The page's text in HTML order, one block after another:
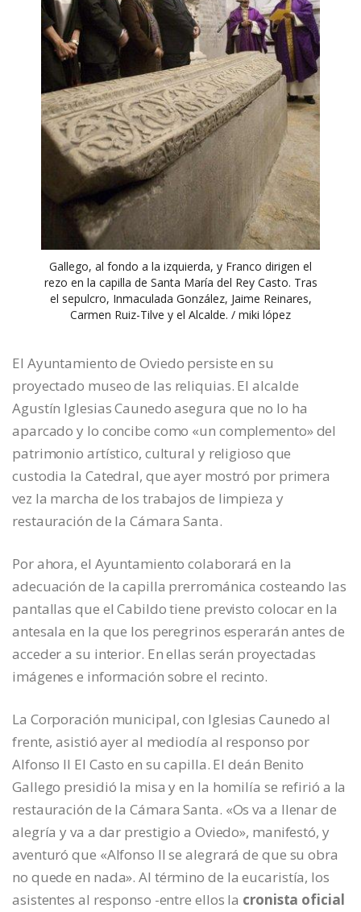
Gallego, al fondo a la izquierda, y Franco dirigen el
rezo en la capilla de Santa María del Rey Casto. Tras
el sepulcro, Inmaculada González, Jaime Reinares,
Carmen Ruiz-Tilve y el Alcalde. / miki lópez
El Ayuntamiento de Oviedo persiste en su
proyectado museo de las reliquias. El alcalde
Agustín Iglesias Caunedo asegura que no lo ha
aparcado y lo concibe como «un complemento» del
patrimonio artístico, cultural y religioso que
custodia la Catedral, que ayer mostró por primera
vez la marcha de los trabajos de limpieza y
restauración de la Cámara Santa.
Por ahora, el Ayuntamiento colaborará en la
adecuación de la capilla prerrománica costeando las
pantallas que el Cabildo tiene previsto colocar en la
antesala en la que los peregrinos esperarán antes de
acceder a su interior. En ellas serán proyectadas
imágenes e información sobre el recinto.
La Corporación municipal, con Iglesias Caunedo al
frente, asistió ayer al mediodía al responso por
Alfonso II El Casto en su capilla. El deán Benito
Gallego presidió la misa y en la homilía se refirió a la
restauración de la Cámara Santa. «Os va a llenar de
alegría y va a dar prestigio a Oviedo», manifestó, y
aventuró que «Alfonso II se alegrará de que su obra
no quede en nada». Al término de la eucaristía, los
asistentes al responso -entre ellos la cronista oficial